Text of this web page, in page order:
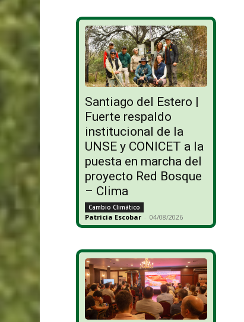
Santiago del Estero |
Fuerte respaldo
institucional de la
UNSE y CONICET a la
puesta en marcha del
proyecto Red Bosque
– Clima
Cambio Climático
Patricia Escobar - 04/08/2026